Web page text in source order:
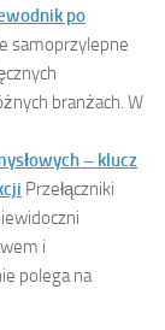
po
samoprzylepne
branżach. W
– klucz
Przełączniki
i
polega na